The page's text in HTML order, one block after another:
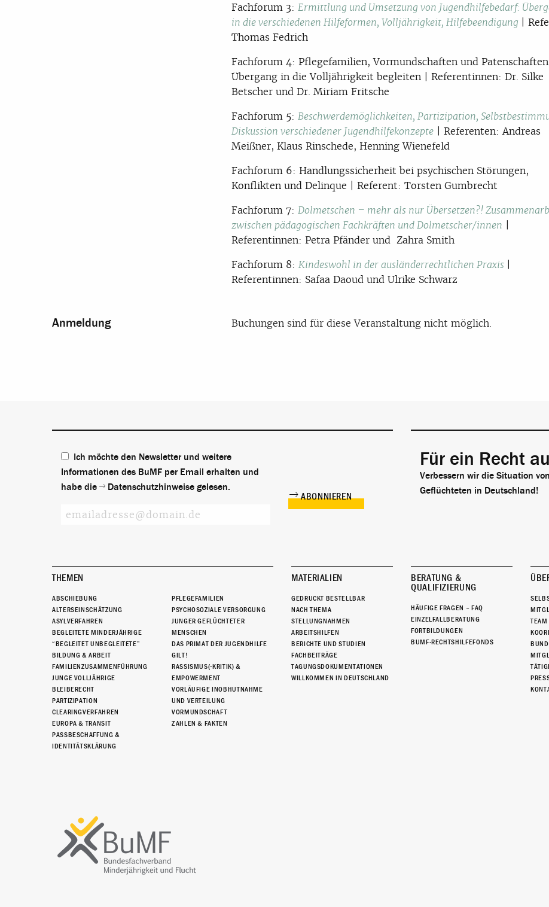
Fachforum 3: Ermittlung und Umsetzung von Jugendhilfebedarf:
in die verschiedenen Hilfeformen, Volljährigkeit, Hilfebeendigung
|
Thomas Fedrich
Fachforum 4: Pflegefamilien, Vormundschaften und
Übergang in die Volljährigkeit begleiten | Referentinnen: Dr. Silke
Betscher und Dr. Miriam Fritsche
Fachforum 5: Beschwerdemöglichkeiten, Partizipation,
Diskussion verschiedener Jugendhilfekonzepte | Referenten: Andreas
Meißner, Klaus Rinschede, Henning Wienefeld
Fachforum 6: Handlungssicherheit bei psychischen Störungen,
Konflikten und Delinque | Referent: Torsten Gumbrecht
Fachforum 7: Dolmetschen – mehr als nur Übersetzen?!
zwischen pädagogischen Fachkräften und Dolmetscher/innen
Referentinnen: Petra Pfänder und Zahra Smith
Fachforum 8: Kindeswohl in der ausländerrechtlichen Praxis
Referentinnen: Safaa Daoud und Ulrike Schwarz
Anmeldung Buchungen sind für diese Veranstaltung nicht möglich.
Ich möchte den Newsletter und weitere
Informationen des BuMF per Email erhalten und
habe die
Datenschutzhinweise gelesen.
Für ein Recht
Verbessern wir die Situation
Geflüchteten in Deutschland!
THEMEN
ABSCHIEBUNG
ALTERSEINSCHÄTZUNG
ASYLVERFAHREN
BEGLEITETE MINDERJÄHRIGE
“BEGLEITET UNBEGLEITETE”
BILDUNG & ARBEIT
FAMILIENZUSAMMENFÜHRUNG
JUNGE VOLLJÄHRIGE
BLEIBERECHT
PARTIZIPATION
CLEARINGVERFAHREN
EUROPA & TRANSIT
PASSBESCHAFFUNG &
IDENTITÄTSKLÄRUNG
PFLEGEFAMILIEN
PSYCHOSOZIALE VERSORGUNG
JUNGER GEFLÜCHTETER
MENSCHEN
DAS PRIMAT DER JUGENDHILFE
GILT!
RASSISMUS(-KRITIK) &
EMPOWERMENT
VORLÄUFIGE INOBHUTNAHME
UND VERTEILUNG
VORMUNDSCHAFT
ZAHLEN & FAKTEN
MATERIALIEN
GEDRUCKT BESTELLBAR
NACH THEMA
STELLUNGNAHMEN
ARBEITSHILFEN
BERICHTE UND STUDIEN
FACHBEITRÄGE
TAGUNGSDOKUMENTATIONEN
WILLKOMMEN IN DEUTSCHLAND
BERATUNG &
QUALIFIZIERUNG
HÄUFIGE FRAGEN – FAQ
EINZELFALLBERATUNG
FORTBILDUNGEN
BUMF-RECHTSHILFEFONDS
TEAM